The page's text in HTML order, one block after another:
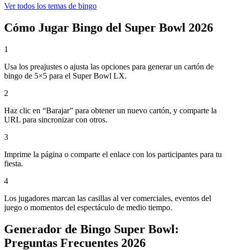
Ver todos los temas de bingo
Cómo Jugar Bingo del Super Bowl 2026
1
Usa los preajustes o ajusta las opciones para generar un cartón de
bingo de 5×5 para el Super Bowl LX.
2
Haz clic en “Barajar” para obtener un nuevo cartón, y comparte la
URL para sincronizar con otros.
3
Imprime la página o comparte el enlace con los participantes para tu
fiesta.
4
Los jugadores marcan las casillas al ver comerciales, eventos del
juego o momentos del espectáculo de medio tiempo.
Generador de Bingo Super Bowl:
Preguntas Frecuentes 2026